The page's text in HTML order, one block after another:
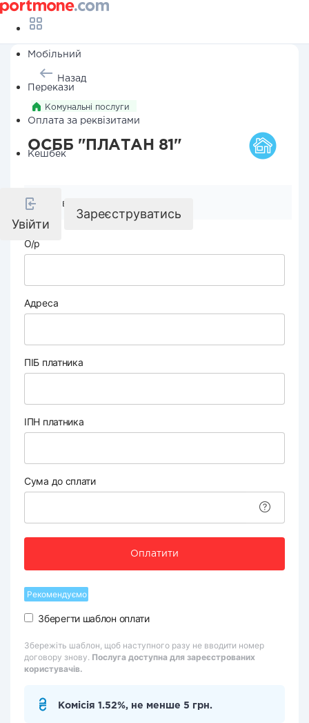
Мобільний
Перекази
Оплата за реквізитами
Кешбек
Увійти
Зареєструватись
Назад
Комунальні послуги
ОСББ "ПЛАТАН 81"
Реквізити компанії
О/р
Адреса
ПІБ платника
ІПН платника
Сума до сплати
Оплатити
Рекомендуємо
Зберегти шаблон оплати
Збережіть шаблон, щоб наступного разу не вводити номер
договору знову. Послуга доступна для зареєстрованих
користувачів.
Комісія 1.52%, не менше 5 грн.